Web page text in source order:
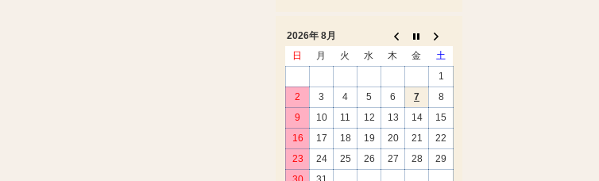
2026年 8月
日
月 火 水 木 金
土
1
2
3 4 5 6 7
8
9
10 11 12 13 14
15
16
17 18 19 20 21
22
23
24 25 26 27 28
29